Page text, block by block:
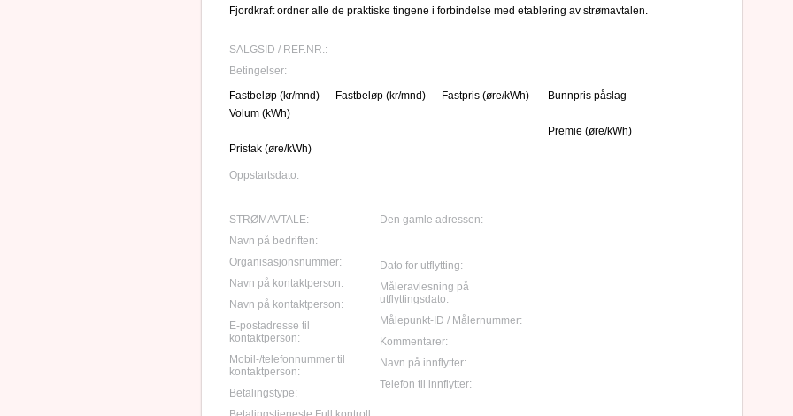
Fjordkraft ordner alle de praktiske tingene i forbindelse med etablering av strømavtalen.
SALGSID / REF.NR.:
Betingelser:
Fastbeløp (kr/mnd)
Fastbeløp (kr/mnd) Fastpris (øre/kWh)
Bunnpris påslag
Volum (kWh)
Premie (øre/kWh)
Pristak (øre/kWh)
Oppstartsdato:
STRØMAVTALE:
Navn på bedriften:
Organisasjonsnummer:
Navn på kontaktperson:
Navn på kontaktperson:
E-postadresse til
kontaktperson:
Mobil-/telefonnummer til
kontaktperson:
Betalingstype:
Den gamle adressen:
Dato for utflytting:
Måleravlesning på
utflyttingsdato:
Målepunkt-ID / Målernummer:
Kommentarer:
Navn på innflytter:
Telefon til innflytter: